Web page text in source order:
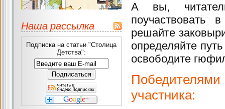
А вы,
поучаствовать
решайте
определяйте
освободите
П
участника:
Наша рассылка
Подписка на статьи "Столица
Детства":